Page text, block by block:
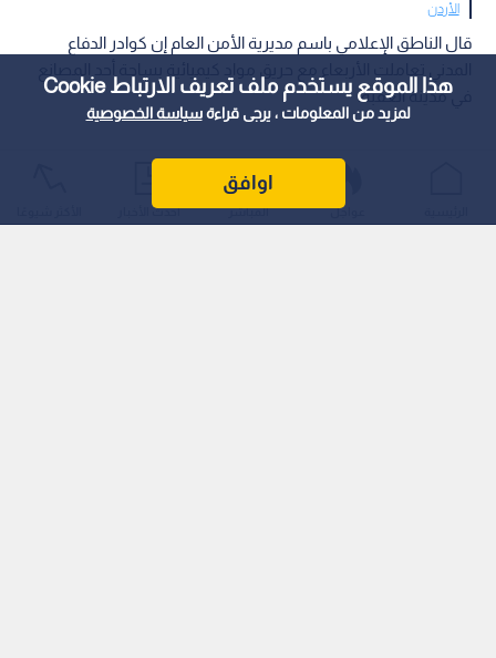
هذا الموقع يستخدم ملف تعريف الارتباط Cookie
لمزيد من المعلومات ، يرجى قراءةسياسة الخصوصية
اوافق
الأردن
قال الناطق الإعلامي باسم مديرية الأمن العام إن كوادر الدفاع
في مدينة العقبة.
عواجل المباشر أحدث الأخبار